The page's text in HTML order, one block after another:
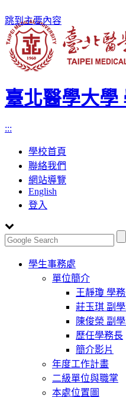
跳到主要內容
臺北醫學大學
:::
學校首頁
聯絡我們
網站導覽
English
登入
Toggle
navigation
學生事務處
單位簡介
王靜瓊 學
莊玉琪 副
陳俊榮 副
歷任學務長
簡介影片
年度工作計畫
二級單位與職掌
本處位置圖